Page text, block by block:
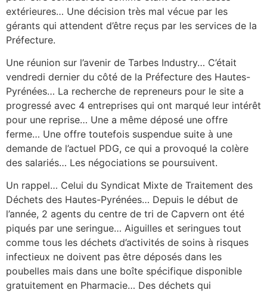
extérieures… Une décision très mal vécue par les
gérants qui attendent d’être reçus par les services de la
Préfecture.
Une réunion sur l’avenir de Tarbes Industry… C’était
vendredi dernier du côté de la Préfecture des Hautes-
Pyrénées… La recherche de repreneurs pour le site a
progressé avec 4 entreprises qui ont marqué leur intérêt
pour une reprise… Une a même déposé une offre
ferme… Une offre toutefois suspendue suite à une
demande de l’actuel PDG, ce qui a provoqué la colère
des salariés… Les négociations se poursuivent.
Un rappel… Celui du Syndicat Mixte de Traitement des
Déchets des Hautes-Pyrénées… Depuis le début de
l’année, 2 agents du centre de tri de Capvern ont été
piqués par une seringue… Aiguilles et seringues tout
comme tous les déchets d’activités de soins à risques
infectieux ne doivent pas être déposés dans les
poubelles mais dans une boîte spécifique disponible
gratuitement en Pharmacie… Des déchets qui